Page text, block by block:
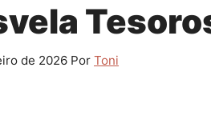
de 2026 Por Toni